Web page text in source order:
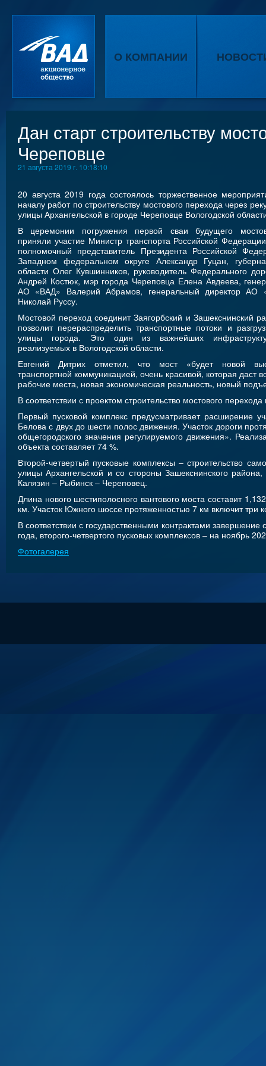
О КОМПАНИИ
Дан старт строительству
Череповце
21 августа 2019 г. 10:18:10
20 августа 2019 года состоялось торжественное
началу работ по строительству мостового перехода через
улицы Архангельской в городе Череповце Вологодской
В церемонии погружения первой сваи будущего
приняли участие Министр транспорта Российской
полномочный представитель Президента Российской
Западном федеральном округе Александр Гуцан,
области Олег Кувшинников, руководитель Федерального
Андрей Костюк, мэр города Череповца Елена Авдеева,
АО «ВАД» Валерий Абрамов, генеральный директор АО
Николай Руссу.
Мостовой переход соединит Заягорбский и Зашекснинский
позволит перераспределить транспортные потоки и
улицы города. Это один из важнейших
реализуемых в Вологодской области.
Евгений Дитрих отметил, что мост «будет новой
транспортной коммуникацией, очень красивой, которая
рабочие места, новая экономическая реальность, новый
В соответствии с проектом строительство мостового
Первый пусковой комплекс предусматривает расширение
Белова с двух до шести полос движения. Участок дороги
общегородского значения регулируемого движения».
объекта составляет 74 %.
Второй-четвертый пусковые комплексы – строительство
улицы Архангельской и со стороны Зашекснинского
Калязин – Рыбинск – Череповец.
Длина нового шестиполосного вантового моста составит
км. Участок Южного шоссе протяженностью 7 км включит три
В соответствии с государственными контрактами
года, второго-четвертого пусковых комплексов – на ноябрь
Фотогалерея